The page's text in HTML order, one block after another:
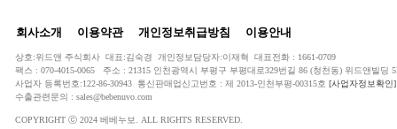
회사소개 이용약관 개인정보취급방침 이용안내
상호:위드앤 주식회사 대표:김숙경 개인정보담당자:이재혁 대표전화 : 1661-0709
팩스 : 070-4015-0065 주소 : 21315 인천광역시 부평구 부평대로329번길 86 (청천동) 위드앤빌딩
사업자 등록번호:122-86-30943 통신판매업신고번호 : 제 2013-인천부평-00315호 [사업자정보확인]
수출관련문의 : sales@bebenuvo.com
COPYRIGHT ⓒ 2024 베베누보. ALL RIGHTS RESERVED.